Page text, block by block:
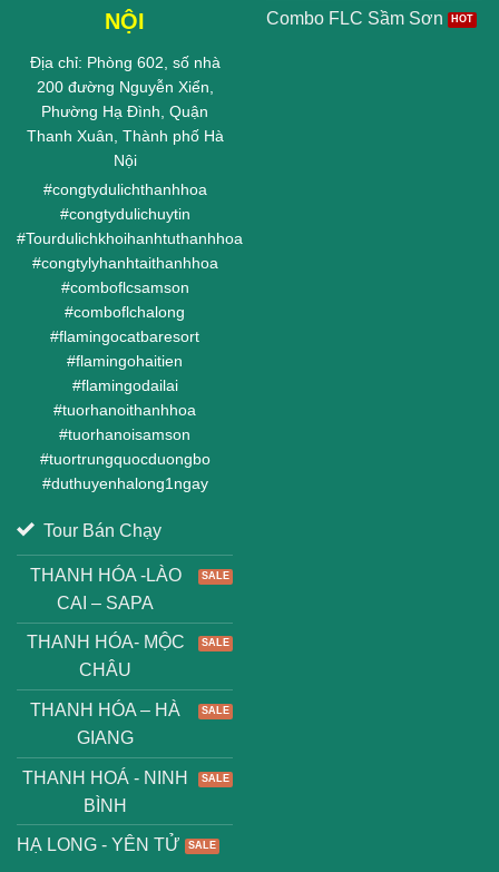
NỘI
Địa chỉ: Phòng 602, số nhà
200 đường Nguyễn Xiển,
Phường Hạ Đình, Quận
Thanh Xuân, Thành phố Hà
Nội
#congtydulichthanhhoa
#congtydulichuytin
#Tourdulichkhoihanhtuthanhhoa
#congtylyhanhtaithanhhoa
#comboflcsamson
#comboflchalong
#flamingocatbaresort
#flamingohaitien
#flamingodailai
#tuorhanoithanhhoa
#tuorhanoisamson
#tuortrungquocduongbo
#duthuyenhalong1ngay
Combo FLC Sầm Sơn
Tour Bán Chạy
THANH HÓA -LÀO
CAI – SAPA
THANH HÓA- MỘC
CHÂU
THANH HÓA – HÀ
GIANG
THANH HOÁ - NINH
BÌNH
HẠ LONG - YÊN TỬ